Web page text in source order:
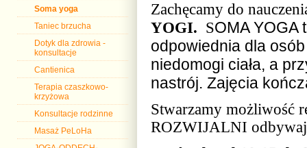
Soma yoga
Taniec brzucha
Dotyk dla zdrowia -
konsultacje
Cantienica
Terapia czaszkowo-
krzyżowa
Konsultacje rodzinne
Masaż PeLoHa
Zachęcamy do
YOGI. SOMA YOGA
odpowiednia dla
niedomogi ciała, a
nastrój. Zajęcia
Stwarzamy możliwość
ROZWIJALNI